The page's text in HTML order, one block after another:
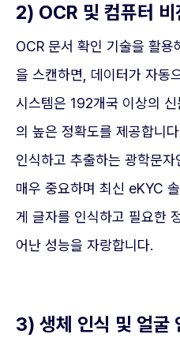
2) OCR 및 컴퓨터 비
OCR 문서 확인 기술을 활용
을 스캔하면, 데이터가 자동
시스템은 192개국 이상의
의 높은 정확도를 제공합니
인식하고 추출하는 광학문
매우 중요하며 최신 eKYC
게 글자를 인식하고 필요한
어난 성능을 자랑합니다.
3) 생체 인식 및 얼굴